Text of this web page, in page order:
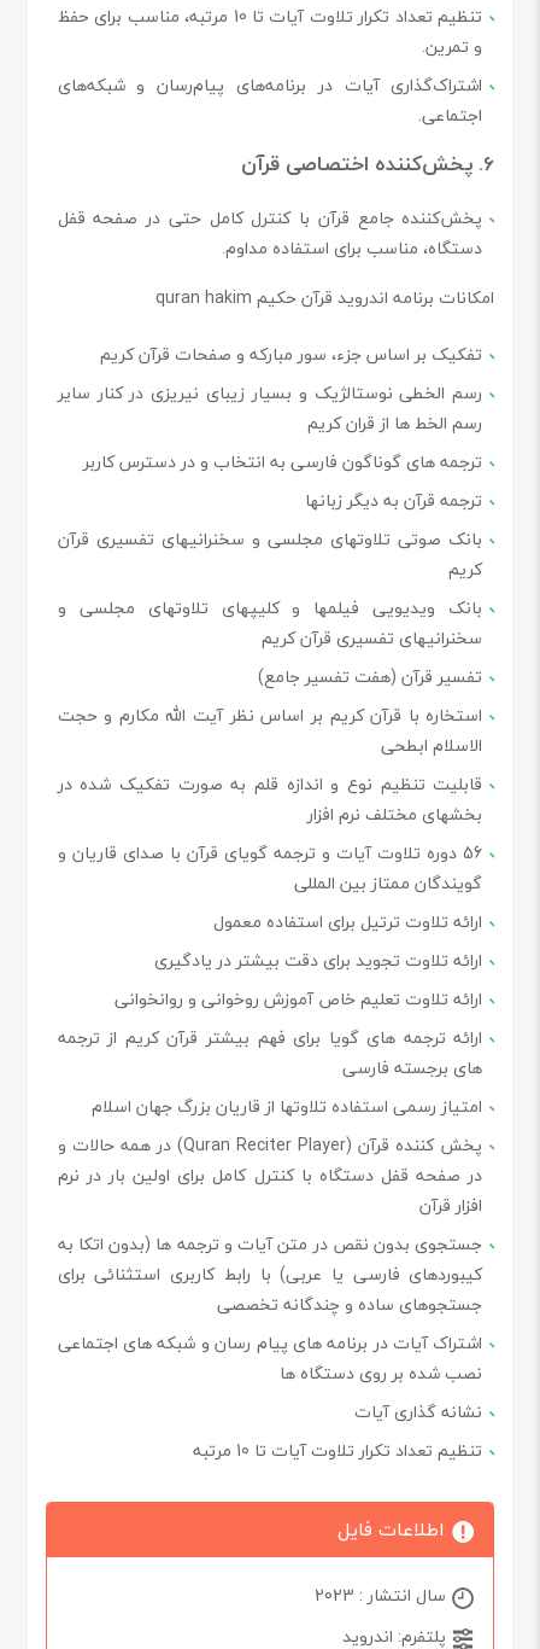
تنظیم تعداد تکرار تلاوت آیات تا 10 مرتبه، مناسب برای حفظ
و تمرین.
اشتراک‌گذاری آیات در برنامه‌های پیام‌رسان و شبکه‌های
اجتماعی.
6. پخش‌کننده اختصاصی قرآن
پخش‌کننده جامع قرآن با کنترل کامل حتی در صفحه قفل
دستگاه، مناسب برای استفاده مداوم.
امکانات برنامه اندروید قرآن حکیم quran hakim
تفکیک بر اساس جزء، سور مبارکه و صفحات قرآن کریم
رسم الخطی نوستالژیک و بسیار زیبای نیریزی در کنار سایر
رسم الخط ها از قران کریم
ترجمه های گوناگون فارسی به انتخاب و در دسترس کاربر
ترجمه قرآن به دیگر زبانها
بانک صوتی تلاوتهای مجلسی و سخنرانیهای تفسیری قرآن
کریم
بانک ویدیویی فیلمها و کلیپهای تلاوتهای مجلسی و
سخنرانیهای تفسیری قرآن کریم
تفسیر قرآن (هفت تفسیر جامع)
استخاره با قرآن کریم بر اساس نظر آیت الله مکارم و حجت
الاسلام ابطحی
قابلیت تنظیم نوع و اندازه قلم به صورت تفکیک شده در
بخشهای مختلف نرم افزار
56 دوره تلاوت آیات و ترجمه گویای قرآن با صدای قاریان و
گویندگان ممتاز بین المللی
ارائه تلاوت ترتیل برای استفاده معمول
ارائه تلاوت تجوید برای دقت بیشتر در یادگیری
ارائه تلاوت تعلیم خاص آموزش روخوانی و روانخوانی
ارائه ترجمه های گویا برای فهم بیشتر قرآن کریم از ترجمه
های برجسته فارسی
امتیاز رسمی استفاده تلاوتها از قاریان بزرگ جهان اسلام
پخش کننده قرآن (Quran Reciter Player) در همه حالات و
در صفحه قفل دستگاه با کنترل کامل برای اولین بار در نرم
افزار قرآن
جستجوی بدون نقص در متن آیات و ترجمه ها (بدون اتکا به
کیبوردهای فارسی یا عربی) با رابط کاربری استثنائی برای
جستجوهای ساده و چندگانه تخصصی
اشتراک آیات در برنامه های پیام رسان و شبکه های اجتماعی
نصب شده بر روی دستگاه ها
نشانه گذاری آیات
تنظیم تعداد تکرار تلاوت آیات تا 10 مرتبه
اطلاعات فایل
سال انتشار : 2023
پلتفرم: اندروید